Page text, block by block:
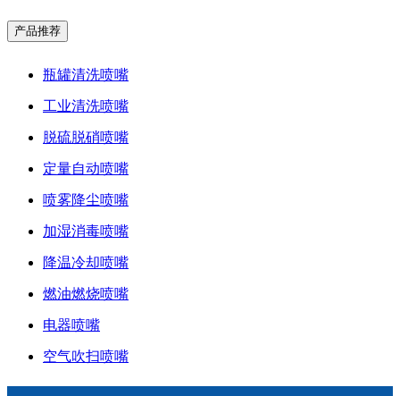
产品推荐
瓶罐清洗喷嘴
工业清洗喷嘴
脱硫脱硝喷嘴
定量自动喷嘴
喷雾降尘喷嘴
加湿消毒喷嘴
降温冷却喷嘴
燃油燃烧喷嘴
电器喷嘴
空气吹扫喷嘴